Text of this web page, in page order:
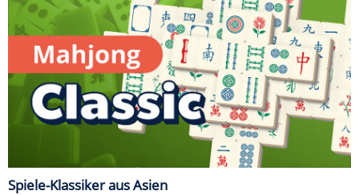
Spiele-Klassiker aus Asien